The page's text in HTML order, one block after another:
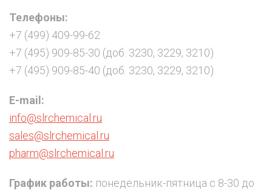
Телефоны:
+7 (499) 409-99-62
+7 (495) 909-85-30 (доб. 3230, 3229, 3210)
+7 (495) 909-85-40 (доб. 3230, 3229, 3210)
E-mail:
info@slrchemical.ru
sales@slrchemical.ru
pharm@slrchemical.ru
График работы: понедельник-пятница с 8-30 до